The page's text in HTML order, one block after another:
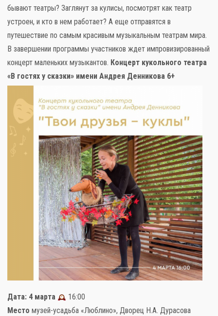
бывают театры? Заглянут за кулисы, посмотрят как театр
устроен, и кто в нем работает? А еще отправятся в
путешествие по самым красивым музыкальным театрам мира.
В завершении программы участников ждет импровизированный
концерт маленьких музыкантов. Концерт кукольного театра
«В гостях у сказки» имени Андрея Денникова 6+
Дата: 4 марта
16:00
Место музей-усадьба «Люблино», Дворец Н.А. Дурасова